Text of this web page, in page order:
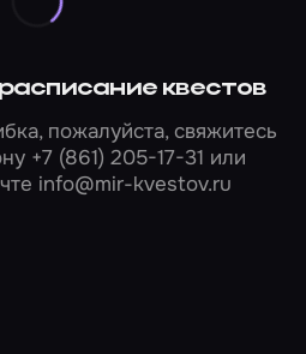
квестов
пожалуйста, свяжитесь
+7 (861) 205-17-31 или
info@mir-kvestov.ru